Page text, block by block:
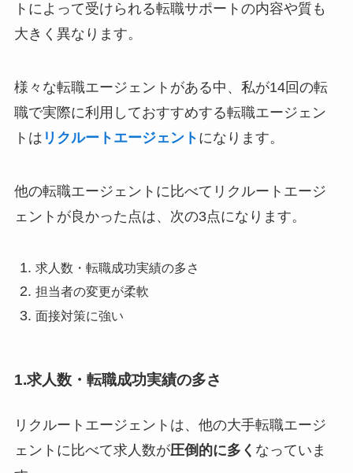
トによって受けられる転職サポートの内容や質も
大きく異なります。
様々な転職エージェントがある中、私が14回の転
職で実際に利用しておすすめする転職エージェン
トは リクルートエージェント になります。
他の転職エージェントに比べて リクルートエージ
ェントが良かった点は、次の3点になります。
求人数・転職成功実績の多さ
担当者の変更が柔軟
面接対策に強い
1.求人数・転職成功実績の多さ
リクルートエージェントは、他の大手転職エージ
ェントに比べて求人数が圧倒的に多く なっていま